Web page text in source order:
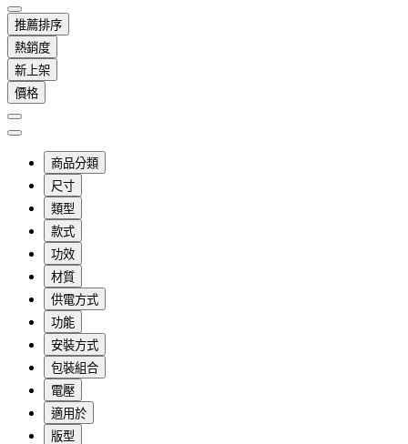
推薦排序
熱銷度
新上架
價格
商品分類
尺寸
類型
款式
功效
材質
供電方式
功能
安裝方式
包裝組合
電壓
適用於
版型